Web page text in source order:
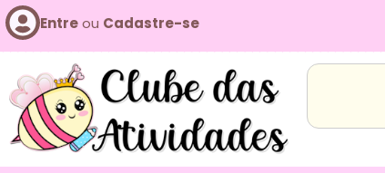
Entreou Cadastre-se